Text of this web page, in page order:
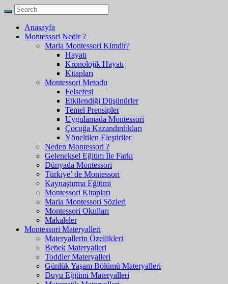
Anasayfa
Montessori Nedir ?
Maria Montessori Kimdir?
Hayatı
Kronolojik Hayatı
Kitapları
Montessori Metodu
Felsefesi
Etkilendiği Düşünürler
Temel Prensipler
Uygulamada Montessori
Çocuğa Kazandırdıkları
Yöneltilen Eleştiriler
Neden Montessori ?
Geleneksel Eğitim İle Farkı
Dünyada Montessori
Türkiye’ de Montessori
Kaynaştırma Eğitimi
Montessori Kitapları
Maria Montessori Sözleri
Montessori Okulları
Makaleler
Montessori Materyalleri
Materyallerin Özellikleri
Bebek Materyalleri
Toddler Materyalleri
Günlük Yaşam Bölümü Materyalleri
Duyu Eğitimi Materyalleri